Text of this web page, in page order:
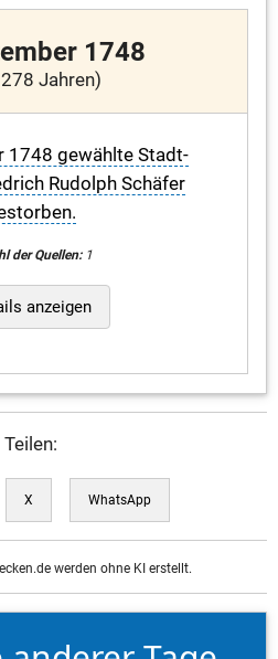
1748
Jahren)
1748 gewählte Stadt-
Rudolph Schäfer
der Quellen:1
anzeigen
Teilen:
X WhatsApp
werden ohne KI erstellt.